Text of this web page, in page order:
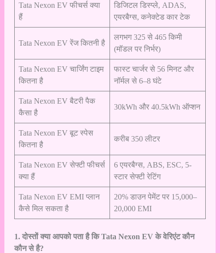
Tata Nexon EV फीचर्स क्या
हैं
डिजिटल डिस्प्ले, ADAS,
एयरबैग्स, कनेक्टेड कार टेक
Tata Nexon EV रेंज कितनी है
लगभग 325 से 465 किमी
(मॉडल पर निर्भर)
Tata Nexon EV चार्जिंग टाइम
कितना है
फास्ट चार्जर से 56 मिनट और
नॉर्मल से 6–8 घंटे
Tata Nexon EV बैटरी पैक
कैसा है
30kWh और 40.5kWh ऑप्शन
Tata Nexon EV बूट स्पेस
कितना है
करीब 350 लीटर
Tata Nexon EV सेफ्टी फीचर्स
क्या हैं
6 एयरबैग्स, ABS, ESC, 5-
स्टार सेफ्टी रेटिंग
Tata Nexon EV EMI प्लान
कैसे मिल सकता है
20% डाउन पेमेंट पर 15,000–
20,000 EMI
1. दोस्तों क्या आपको पता है कि Tata Nexon EV के वेरिएंट कौन
कौन से है?